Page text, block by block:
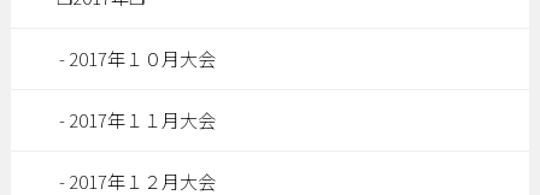
2017年１０月大会
2017年１１月大会
2017年１２月大会